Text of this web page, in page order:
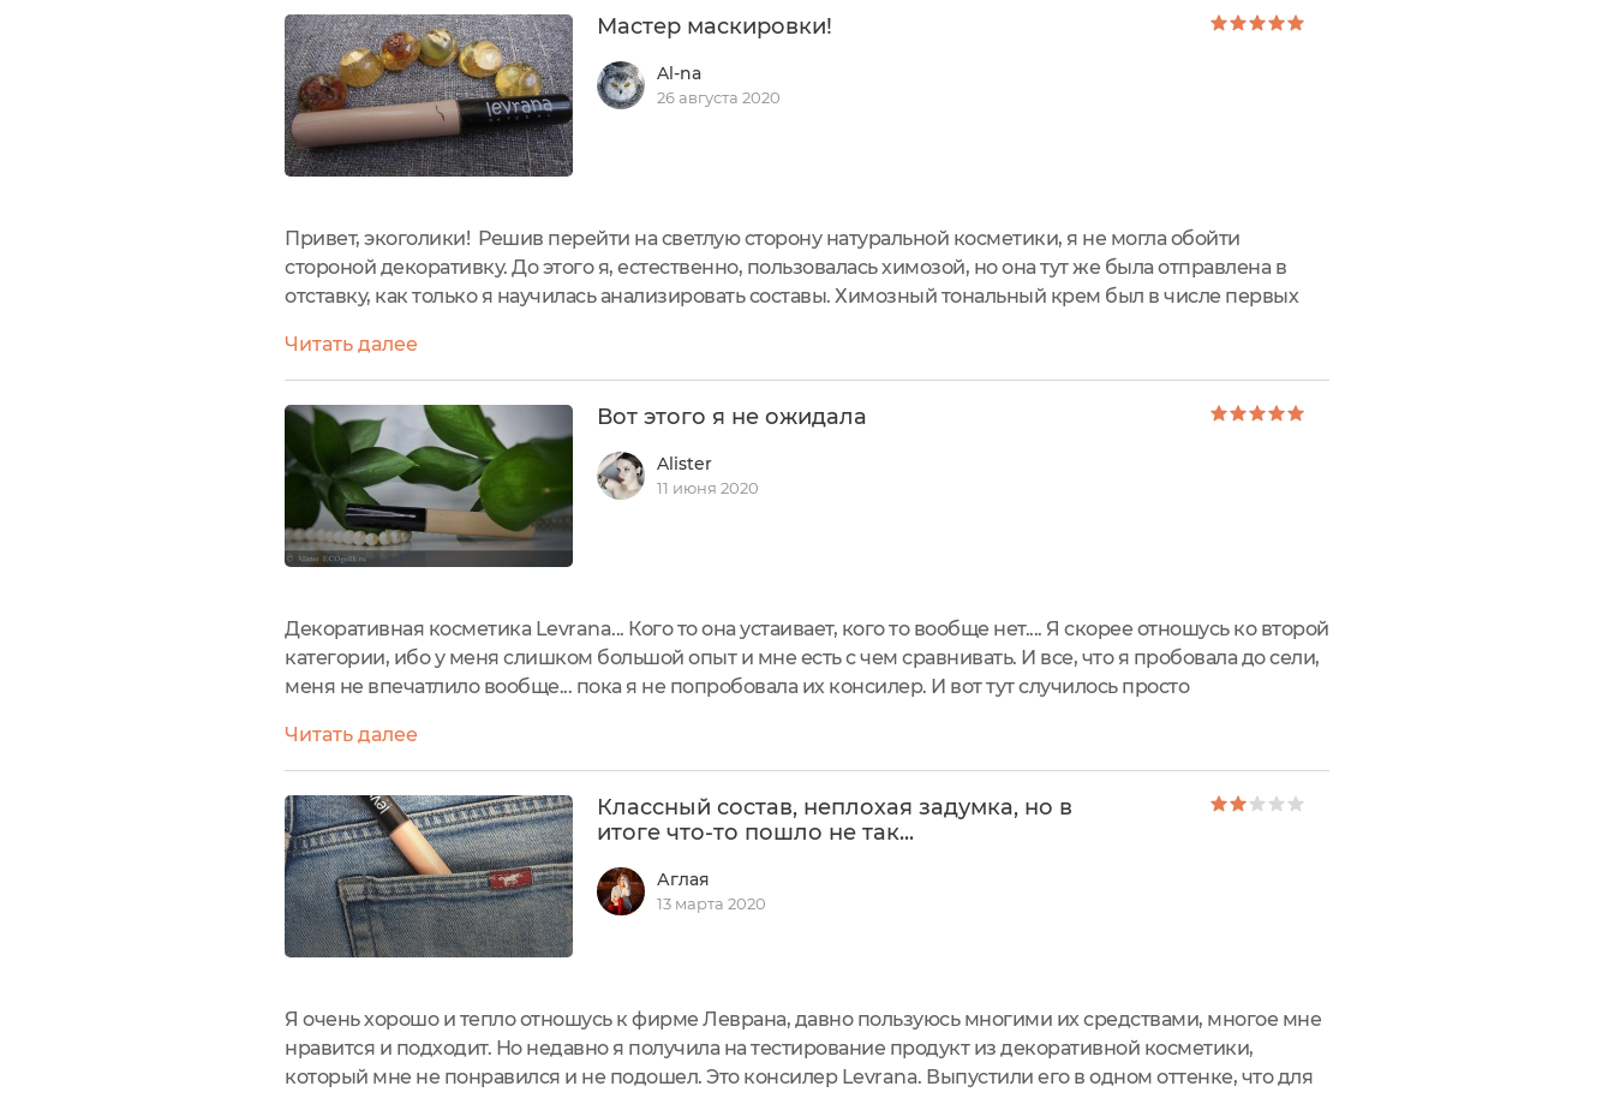
Мастер маскировки!
Al-na
26 августа 2020
Привет, экоголики! Решив перейти на светлую сторону натуральной косметики, я не могла обойти
стороной декоративку. До этого я, естественно, пользовалась химозой, но она тут же была отправлена в
отставку, как только я научилась анализировать составы. Химозный тональный крем был в числе первых
всего,...
Читать далее
Вот этого я не ожидала
Alister
11 июня 2020
Декоративная косметика Levrana... Кого то она устаивает, кого то вообще нет.... Я скорее отношусь ко второй
категории, ибо у меня слишком большой опыт и мне есть с чем сравнивать. И все, что я пробовала до сели,
меня не впечатлило вообще... пока я не попробовала их консилер. И вот тут случилось просто
Читать далее
Классный состав, неплохая задумка, но в
итоге что-то пошло не так...
Аглая
13 марта 2020
Я очень хорошо и тепло отношусь к фирме Леврана, давно пользуюсь многими их средствами, многое мне
нравится и подходит. Но недавно я получила на тестирование продукт из декоративной косметики,
который мне не понравился и не подошел. Это консилер Levrana. Выпустили его в одном оттенке, что для